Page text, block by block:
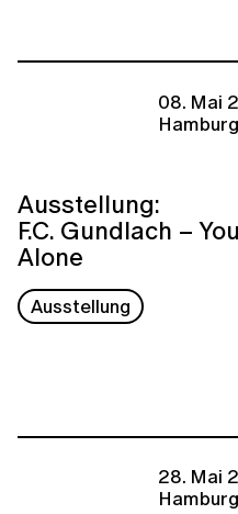
08. Mai
Hamburg
Ausstellung:
F.C. Gundlach –
Alone
Ausstellung
28. Mai
Hamburg